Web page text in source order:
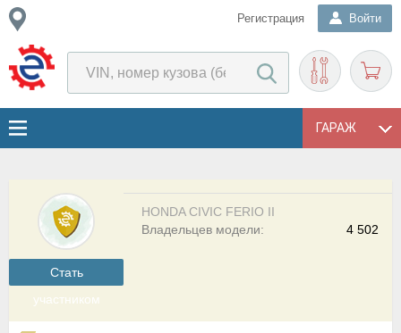
Регистрация Войти
ГАРАЖ
Cтать
участником
HONDA CIVIC FERIO II
4 502
Владельцев модели: